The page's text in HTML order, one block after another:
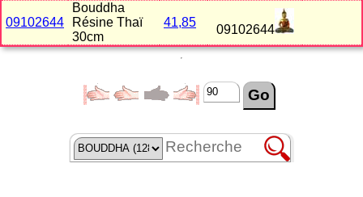
09102644
Bouddha
Résine Thaï
30cm
41,85
09102644